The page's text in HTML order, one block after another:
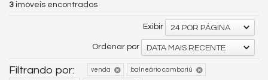
3 imóveis encontrados
Exibir 24 POR PÁGINA
Ordenar por DATA MAIS RECENTE
Filtrando por: venda balneário camboriú